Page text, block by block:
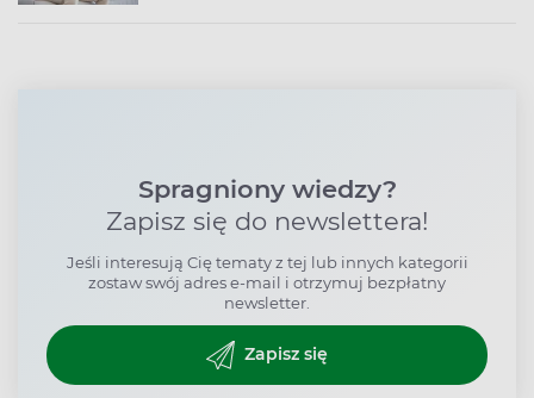
Spragniony wiedzy?
Zapisz się do newslettera!
Jeśli interesują Cię tematy z tej lub innych kategorii
zostaw swój adres e-mail i otrzymuj bezpłatny
newsletter.
Zapisz się